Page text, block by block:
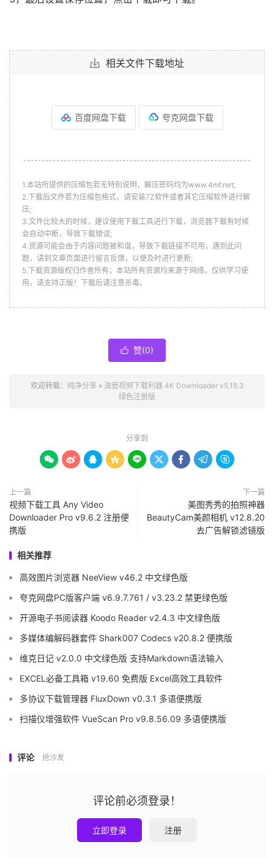
相关文件下载地址
百度网盘下载 夸克网盘下载
--------------------------------------------------------------
1.本站所提供的压缩包若无特别说明，解压密码均为www.4mf.net;
2.下载后文件若为压缩包格式，请安装7Z软件或者其它压缩软件进行解
压;
3.文件比较大的时候，建议使用下载工具进行下载，浏览器下载有时候
会自动中断，导致下载错误;
4.资源可能会由于内容问题被和谐，导致下载链接不可用，遇到此问
题，请到文章页面进行留言反馈，以便及时进行更新;
5.下载资源版权归作者所有；本站所有资源均来源于网络，仅供学习使
用，请支持正版！下载后请注意杀毒。
 赞(0)
欢迎转载： 纯净分享 » 油管视频下载利器 4K Downloader v5.18.3
绿色注册版
分享到
        
上一篇
视频下载工具 Any Video
Downloader Pro v9.6.2 注册便
携版
下一篇
美图秀秀的拍照神器
BeautyCam美颜相机 v12.8.20
去广告解锁滤镜版
相关推荐
高效图片浏览器 NeeView v46.2 中文绿色版
夸克网盘PC版客户端 v6.9.7.761 / v3.23.2 禁更绿色版
开源电子书阅读器 Koodo Reader v2.4.3 中文绿色版
多媒体编解码器套件 Shark007 Codecs v20.8.2 便携版
维克日记 v2.0.0 中文绿色版 支持Markdown语法输入
EXCEL必备工具箱 v19.60 免费版 Excel高效工具软件
多协议下载管理器 FluxDown v0.3.1 多语便携版
扫描仪增强软件 VueScan Pro v9.8.56.09 多语便携版
评论 抢沙发
评论前必须登录！
立即登录 注册